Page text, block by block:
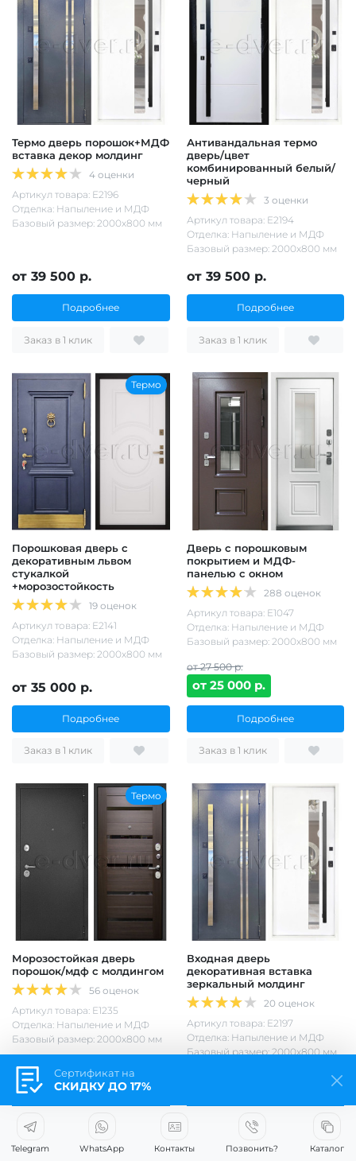
Термо дверь порошок+МДФ
вставка декор молдинг
4 оценки
Артикул товара: Е2196
Отделка: Напыление и МДФ
Базовый размер: 2000х800 мм
от 39 500 р.
Подробнее
Заказ в 1 клик
Антивандальная термо
дверь/цвет
комбинированный белый/
черный
3 оценки
Артикул товара: Е2194
Отделка: Напыление и МДФ
Базовый размер: 2000х800 мм
от 39 500 р.
Подробнее
Заказ в 1 клик
Термо
Порошковая дверь с
декоративным львом
стукалкой
+морозостойкость
19 оценок
Артикул товара: Е2141
Отделка: Напыление и МДФ
Базовый размер: 2000х800 мм
от 35 000 р.
Подробнее
Заказ в 1 клик
Дверь с порошковым
покрытием и МДФ-
панелью с окном
288 оценок
Артикул товара: Е1047
Отделка: Напыление и МДФ
Базовый размер: 2000х800 мм
от 27 500 р.
от 25 000 р.
Подробнее
Заказ в 1 клик
Термо
Морозостойкая дверь
порошок/мдф с молдингом
56 оценок
Артикул товара: Е1235
Отделка: Напыление и МДФ
Базовый размер: 2000х800 мм
от 22 500 р.
Заказ в 1 клик
Входная дверь
декоративная вставка
зеркальный молдинг
20 оценок
Артикул товара: Е2197
Отделка: Напыление и МДФ
Базовый размер: 2000х800 мм
Сертификат на
СКИДКУ ДО 17%
Telegram WhatsApp Контакты Позвонить? Каталог